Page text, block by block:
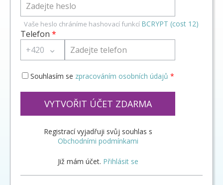
Vaše heslo chráníme hashovací funkcí BCRYPT (cost 12)
Telefon*
+420
Souhlasím se zpracováním osobních údajů *
VYTVOŘIT ÚČET ZDARMA
Registrací vyjadřuji svůj souhlas s
Obchodními podmínkami
Již mám účet. Přihlásit se